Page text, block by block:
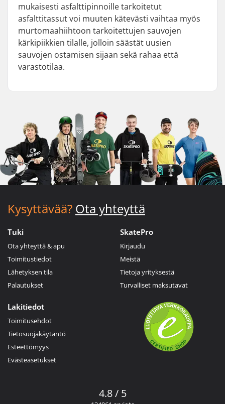
mukaisesti asfalttipinnoille tarkoitetut
asfalttitassut voi muuten kätevästi vaihtaa myös
murtomaahiihtoon tarkoitettujen sauvojen
kärkipiikkien tilalle, jolloin säästät uusien
sauvojen ostamisen sijaan sekä rahaa että
varastotilaa.
Kysyttävää? Ota yhteyttä
Tuki
Ota yhteyttä & apu
Toimitustiedot
Lähetyksen tila
Palautukset
SkatePro
Kirjaudu
Meistä
Tietoja yrityksestä
Turvalliset maksutavat
Lakitiedot
Toimitusehdot
Tietosuojakäytäntö
Esteettömyys
Evästeasetukset
4.8 / 5